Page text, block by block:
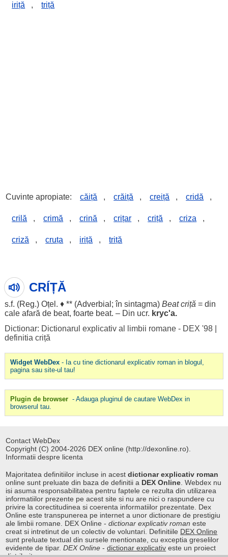
iriță , triță
Cuvinte apropiate: căiță , crăiță , creiță , cridă ,
crilă , crimă , crină , crițar , criță , criza ,
criză , cruța , iriță , triță
CRÍȚĂ
s.f. (Reg.) Oțel . ♦ ** (Adverbial ; în sintagma) Beatcriță = din
cale afară de beat, foarte beat. – Din ucr. kryc'a.
Dictionar: Dictionarul explicativ al limbii romane - DEX '98|
definitia criță
Widget WebDex- Ia cu tine dictionarul explicativ roman in blogul,
pagina sau site-ul tau!
Plugin de browser - Adauga pluginul de cautare WebDex in
browserul tau.
Contact WebDex
Copyright (C) 2004-2026 DEX online (http://dexonline.ro).
Informatii despre licenta
Majoritatea definitiilor incluse in acestdictionar explicativ roman
online sunt preluate din baza de definitii a DEX Online . Webdex nu
isi asuma responsabilitatea pentru faptele ce rezulta din utilizarea
informatiilor prezente pe acest site si nu are nici o raspundere cu
privire la corectitudinea si coerenta informatiilor prezentate. Dex
Online este transpunerea pe internet a unor dictionare de prestigiu
ale limbii romane. DEX Online -dictionar explicativ roman este
creat si intretinut de un colectiv de voluntari. Definitiile DEX Online
sunt preluate textual din sursele mentionate, cu exceptia greselilor
evidente de tipar.DEX Online -dictionar explicativ este un proiect